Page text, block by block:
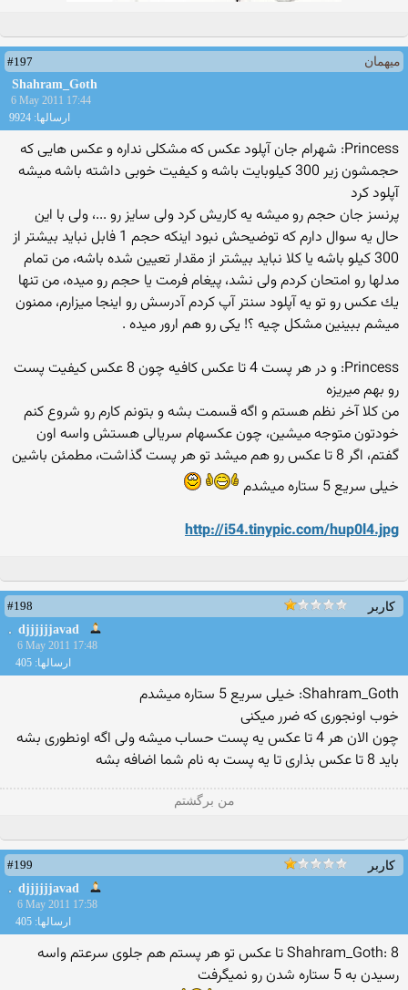
میهمان
#197
Shahram_Goth
6 May 2011 17:44
ارسالها: 9924
Princess: شهرام جان آپلود عكس كه مشكلی نداره و عكس هایی كه
حجمشون زیر 300 كیلوبایت باشه و كیفیت خوبی داشته باشه میشه
آپلود كرد
پرنسز جان حجم رو میشه یه كاریش كرد ولی سایز رو ...، ولی با این
حال یه سوال دارم كه توضیحش نبود اینكه حجم 1 فابل نباید بیشتر از
300 كیلو باشه یا كلا نباید بیشتر از مقدار تعیین شده باشه، من تمام
مدلها رو امتحان كردم ولی نشد، پیغام فرمت یا حجم رو میده، من تنها
یك عكس رو تو یه آپلود سنتر آپ كردم آدرسش رو اینجا میزارم، ممنون
میشم ببینین مشكل چیه ؟! یكی رو هم ارور میده .
Princess: و در هر پست 4 تا عكس كافیه چون 8 عكس كیفیت پست
رو بهم میریزه
من كلا آخر نظم هستم و اگه قسمت بشه و بتونم كارم رو شروع كنم
خودتون متوجه میشین، چون عكسهام سریالی هستش واسه اون
گفتم، اگر 8 تا عكس رو هم میشد تو هر پست گذاشت، مطمئن باشین
خیلی سریع 5 ستاره میشدم
http://i54.tinypic.com/hup0l4.jpg
کاربر
#198
djjjjjjavad
6 May 2011 17:48
ارسالها: 405
Shahram_Goth: خیلی سریع 5 ستاره میشدم
خوب اونجوری که ضرر میکنی
چون الان هر 4 تا عکس یه پست حساب میشه ولی اگه اونطوری بشه
باید 8 تا عکس بذاری تا یه پست به نام شما اضافه بشه
من برگشتم
کاربر
#199
djjjjjjavad
6 May 2011 17:58
ارسالها: 405
Shahram_Goth: 8 تا عكس تو هر پستم هم جلوی سرعتم واسه
رسیدن به 5 ستاره شدن رو نمیگرفت